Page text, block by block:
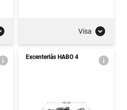
Visa
Excenterlås HABO 4